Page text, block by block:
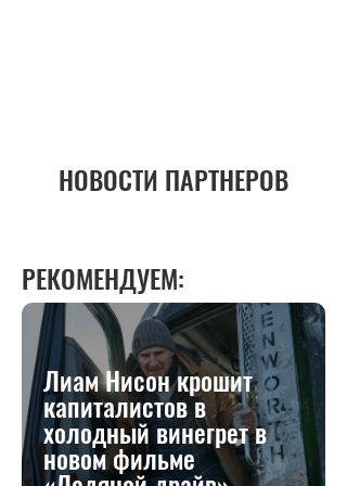
НОВОСТИ ПАРТНЕРОВ
РЕКОМЕНДУЕМ:
Лиам Нисон крошит
капиталистов в
холодный винегрет в
новом фильме